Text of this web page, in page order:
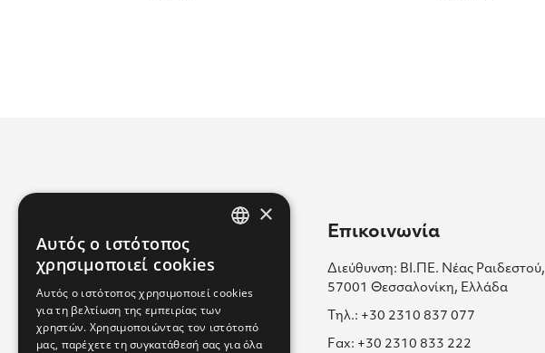
Χρήσιμοι Σύνδεσμοι
Επικοινωνία
Πολιτική Cookies
Καριέρα μαζί μας
Επικοινωνία
Διεύθυνση: ΒΙ.ΠΕ. Νέας Ραιδεστού,
57001 Θεσσαλονίκη, Ελλάδα
Τηλ.: +30 2310 837 077
Fax: +30 2310 833 222
×
Αυτός ο ιστότοπος
χρησιμοποιεί cookies
Αυτός ο ιστότοπος χρησιμοποιεί cookies
για τη βελτίωση της εμπειρίας των
χρηστών. Χρησιμοποιώντας τον ιστότοπό
μας, παρέχετε τη συγκατάθεσή σας για όλα